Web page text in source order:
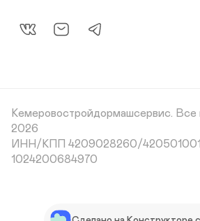
Кемеровостройдормашсервис.
2026
ИНН/КПП 4209028260/
1024200684970